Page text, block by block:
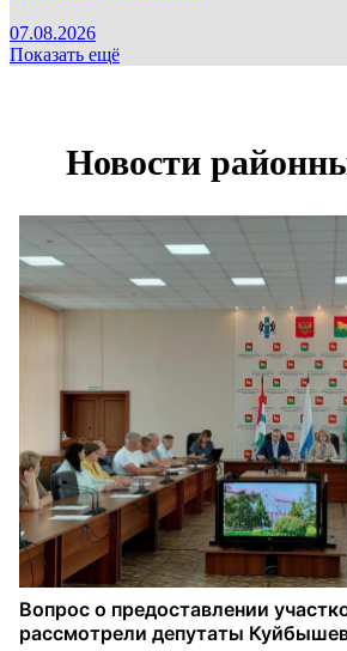
07.08.2026
Показать ещё